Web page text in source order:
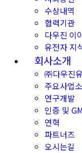
수상내역
협력기관
다우진 이
유전자 지
회사소개
㈜다우진
주요사업
연구개발
인증 및
연혁
파트너즈
오시는길